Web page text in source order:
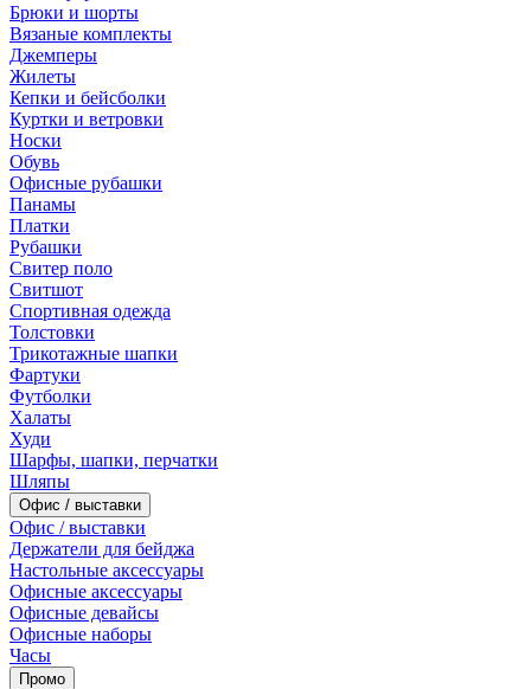
Брюки и шорты
Вязаные комплекты
Джемперы
Жилеты
Кепки и бейсболки
Куртки и ветровки
Носки
Обувь
Офисные рубашки
Панамы
Платки
Рубашки
Свитер поло
Свитшот
Спортивная одежда
Толстовки
Трикотажные шапки
Фартуки
Футболки
Халаты
Худи
Шарфы, шапки, перчатки
Шляпы
Офис / выставки
Офис / выставки
Держатели для бейджа
Настольные аксессуары
Офисные аксессуары
Офисные девайсы
Офисные наборы
Часы
Промо